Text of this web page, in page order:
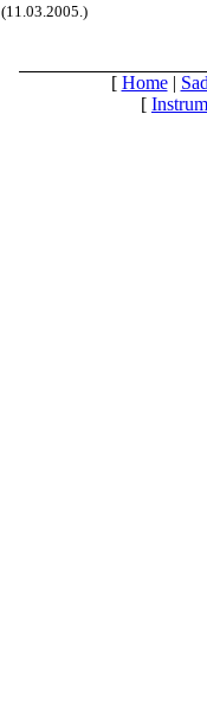
(11.03.2005.)
[ Home|
[